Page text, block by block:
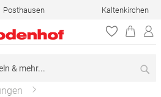
Posthausen Kaltenkirchen